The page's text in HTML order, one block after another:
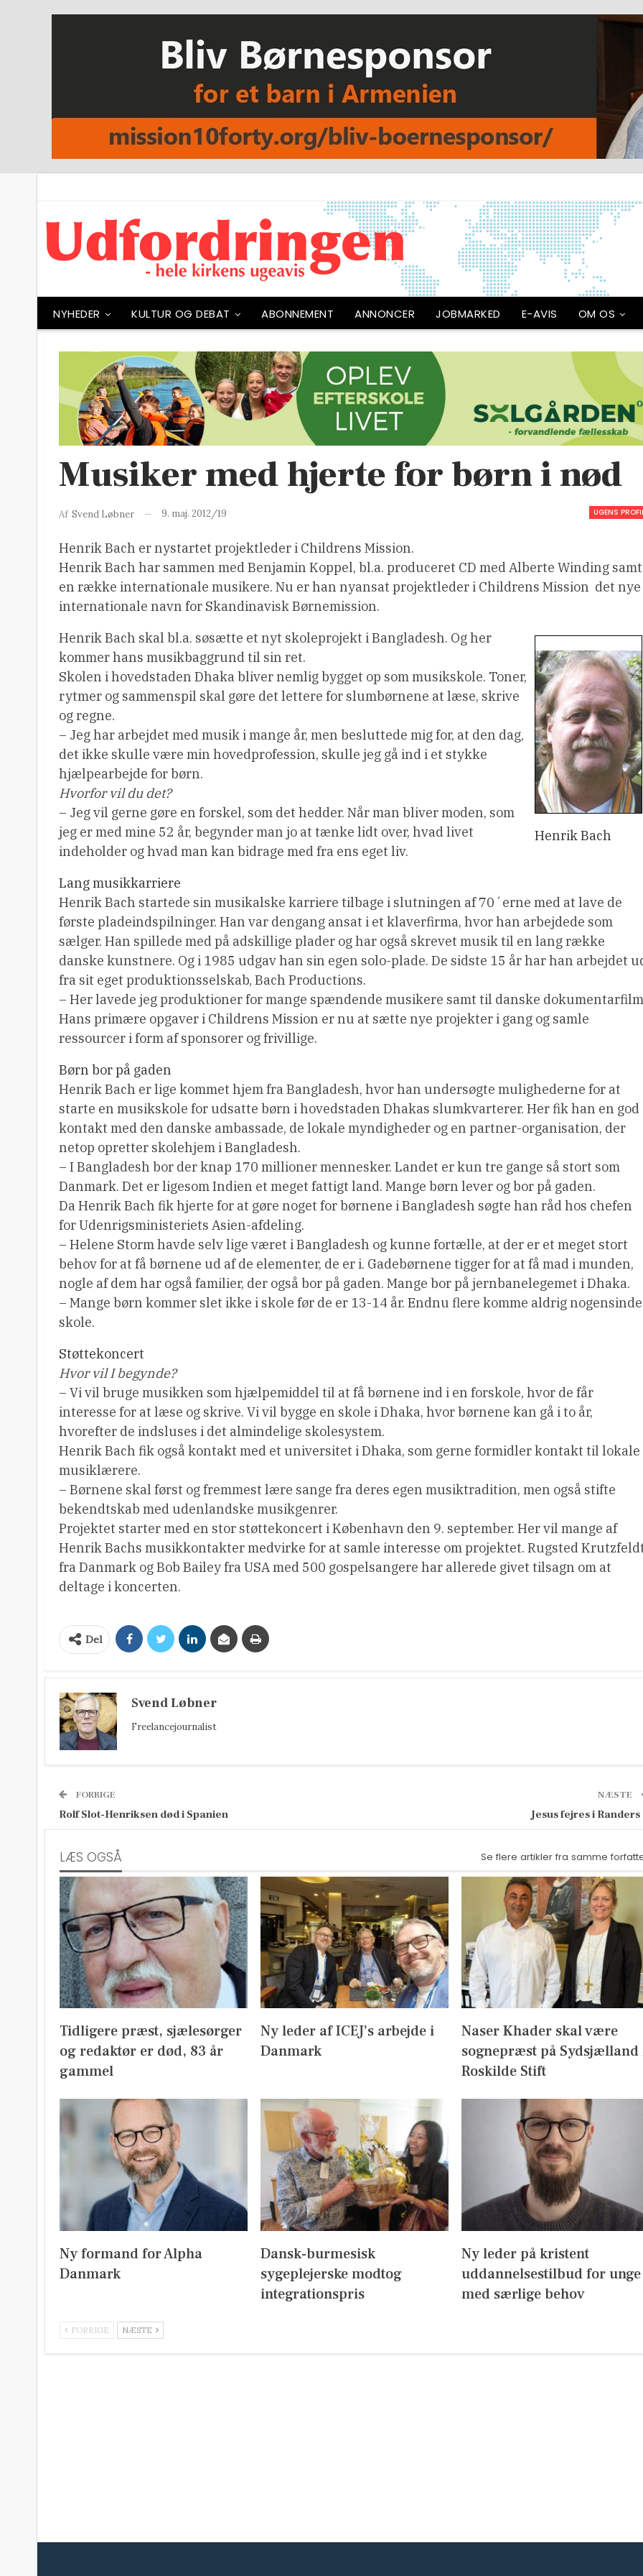
NYHEDER KULTUR OG DEBAT ABONNEMENT ANNONCER JOBMARKED E-AVIS OM OS
Musiker med hjerte for børn i nød
UGENS
Af Svend Løbner 9. maj. 2012/19
Henrik Bach er nystartet projektleder i Childrens Mission.
Henrik Bach har sammen med Benjamin Koppel, bl.a. produceret CD med Alberte Winding samt
en række internationale musikere. Nu er han nyansat projektleder i Childrens Mission  det nye
internationale navn for Skandinavisk Børnemission.
Henrik Bach
Henrik Bach skal bl.a. søsætte et nyt skoleprojekt i Bangladesh. Og her
kommer hans musikbaggrund til sin ret.
Skolen i hovedstaden Dhaka bliver nemlig bygget op som musikskole. Toner,
rytmer og sammenspil skal gøre det lettere for slumbørnene at læse, skrive
og regne.
– Jeg har arbejdet med musik i mange år, men besluttede mig for, at den dag,
det ikke skulle være min hovedprofession, skulle jeg gå ind i et stykke
hjælpearbejde for børn.
Hvorfor vil du det?
– Jeg vil gerne gøre en forskel, som det hedder. Når man bliver moden, som
jeg er med mine 52 år, begynder man jo at tænke lidt over, hvad livet
indeholder og hvad man kan bidrage med fra ens eget liv.
Lang musikkarriere
Henrik Bach startede sin musikalske karriere tilbage i slutningen af 70´erne med at lave de
første pladeindspilninger. Han var dengang ansat i et klaverfirma, hvor han arbejdede som
sælger. Han spillede med på adskillige plader og har også skrevet musik til en lang række
danske kunstnere. Og i 1985 udgav han sin egen solo-plade. De sidste 15 år har han arbejdet
fra sit eget produktionsselskab, Bach Productions.
– Her lavede jeg produktioner for mange spændende musikere samt til danske
Hans primære opgaver i Childrens Mission er nu at sætte nye projekter i gang og samle
ressourcer i form af sponsorer og frivillige.
Børn bor på gaden
Henrik Bach er lige kommet hjem fra Bangladesh, hvor han undersøgte mulighederne for at
starte en musikskole for udsatte børn i hovedstaden Dhakas slumkvarterer. Her fik han en god
kontakt med den danske ambassade, de lokale myndigheder og en partner-organisation, der
netop opretter skolehjem i Bangladesh.
– I Bangladesh bor der knap 170 millioner mennesker. Landet er kun tre gange så stort som
Danmark. Det er ligesom Indien et meget fattigt land. Mange børn lever og bor på gaden.
Da Henrik Bach fik hjerte for at gøre noget for børnene i Bangladesh søgte han råd hos chefen
for Udenrigsministeriets Asien-afdeling.
– Helene Storm havde selv lige været i Bangladesh og kunne fortælle, at der er et meget stort
behov for at få børnene ud af de elementer, de er i. Gadebørnene tigger for at få mad i munden,
nogle af dem har også familier, der også bor på gaden. Mange bor på jernbanelegemet i Dhaka.
– Mange børn kommer slet ikke i skole før de er 13-14 år. Endnu flere komme aldrig
skole.
Støttekoncert
Hvor vil I begynde?
– Vi vil bruge musikken som hjælpemiddel til at få børnene ind i en forskole, hvor de får
interesse for at læse og skrive. Vi vil bygge en skole i Dhaka, hvor børnene kan gå i to år,
hvorefter de indsluses i det almindelige skolesystem.
Henrik Bach fik også kontakt med et universitet i Dhaka, som gerne formidler kontakt til lokale
musiklærere.
– Børnene skal først og fremmest lære sange fra deres egen musiktradition, men også stifte
bekendtskab med udenlandske musikgenrer.
Projektet starter med en stor støttekoncert i København den 9. september. Her vil mange af
Henrik Bachs musikkontakter medvirke for at samle interesse om projektet. Rugsted
fra Danmark og Bob Bailey fra USA med 500 gospelsangere har allerede givet tilsagn om at
deltage i koncerten.
Del
Svend Løbner
Freelancejournalist
FORRIGE
Rolf Slot-Henriksen død i Spanien
NÆSTE
Jesus fejres i Randers
LÆS OGSÅ Se flere artikler fra samme
Tidligere præst, sjælesørger
og redaktør er død, 83 år
gammel
Ny leder af ICEJ’s arbejde i
Danmark
Naser Khader skal være
sognepræst på Sydsjælland
Roskilde Stift
Ny formand for Alpha
Danmark
Dansk-burmesisk
sygeplejerske modtog
integrationspris
Ny leder på kristent
uddannelsestilbud for unge
med særlige behov
FORRIGE NÆSTE